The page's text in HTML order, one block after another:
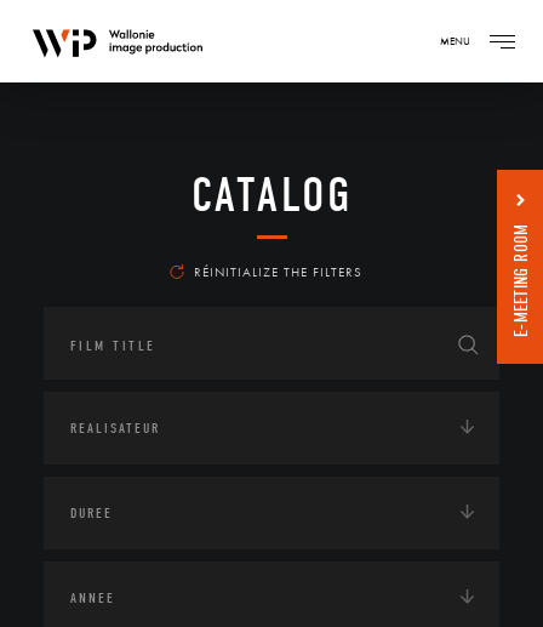
MENU
CATALOG
RÉINITIALIZE THE FILTERS E-MEETING ROOM